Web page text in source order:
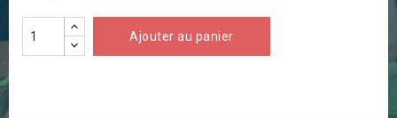
Ajouter au panier